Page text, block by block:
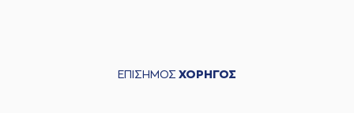
ΕΠΙΣΗΜΟΣ ΧΟΡΗΓΟΣ